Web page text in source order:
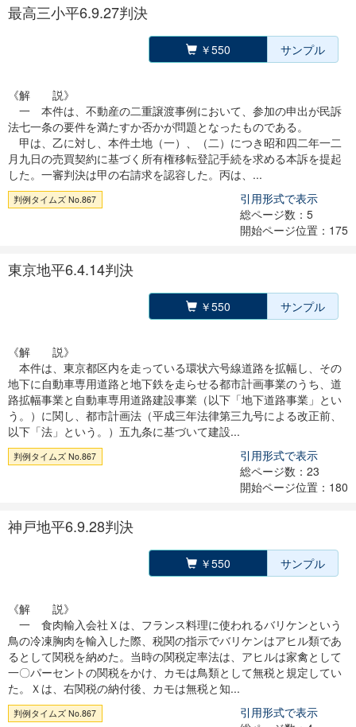
最高三小平6.9.27判決
￥550 サンプル
《解 説》
一 本件は、不動産の二重譲渡事例において、参加の申出が民訴
法七一条の要件を満たすか否かが問題となったものである。
甲は、乙に対し、本件土地（一）、（二）につき昭和四二年一二
月九日の売買契約に基づく所有権移転登記手続を求める本訴を提起
した。一審判決は甲の右請求を認容した。丙は、...
判例タイムズ No.867
引用形式で表示
総ページ数：5
開始ページ位置：175
東京地平6.4.14判決
￥550 サンプル
《解 説》
本件は、東京都区内を走っている環状六号線道路を拡幅し、その
地下に自動車専用道路と地下鉄を走らせる都市計画事業のうち、道
路拡幅事業と自動車専用道路建設事業（以下「地下道路事業」とい
う。）に関し、都市計画法（平成三年法律第三九号による改正前、
以下「法」という。）五九条に基づいて建設...
判例タイムズ No.867
引用形式で表示
総ページ数：23
開始ページ位置：180
神戸地平6.9.28判決
￥550 サンプル
《解 説》
一 食肉輸入会社Ｘは、フランス料理に使われるバリケンという
鳥の冷凍胸肉を輸入した際、税関の指示でバリケンはアヒル類であ
るとして関税を納めた。当時の関税定率法は、アヒルは家禽として
一〇パーセントの関税をかけ、カモは鳥類として無税と規定してい
た。Ｘは、右関税の納付後、カモは無税と知...
判例タイムズ No.867
引用形式で表示